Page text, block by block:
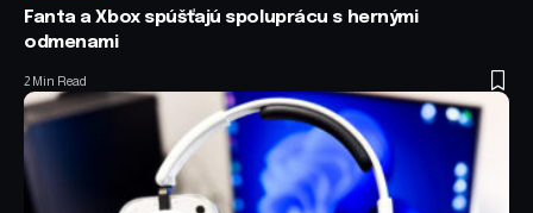
Fanta a Xbox spúšťajú spoluprácu s hernými
odmenami
2 Min Read